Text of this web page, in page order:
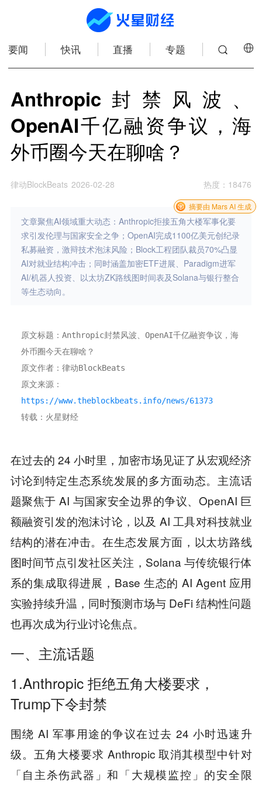
要闻 快讯 直播 专题
Anthropic封禁风波、
OpenAI千亿融资争议，海
外币圈今天在聊啥？
律动BlockBeats 2026-02-28 热度 ： 18476
文章聚焦AI领域重大动态：Anthropic拒接五角大楼军事化要
求引发伦理与国家安全之争；OpenAI完成1100亿美元创纪录
私募融资，激辩技术泡沫风险；Block工程团队裁员70%凸显
AI对就业结构冲击；同时涵盖加密ETF进展、Paradigm进军
AI/机器人投资、以太坊ZK路线图时间表及Solana与银行整合
等生态动向。
摘要由 Mars AI 生成
原文标题：Anthropic封禁风波、OpenAI千亿融资争议，海
外币圈今天在聊啥？
原文作者：律动BlockBeats
原文来源：
https://www.theblockbeats.info/news/61373
转载：火星财经
在过去的 24 小时里，加密市场见证了从宏观经济
讨论到特定生态系统发展的多方面动态。主流话
题聚焦于 AI 与国家安全边界的争议、OpenAI 巨
额融资引发的泡沫讨论，以及 AI 工具对科技就业
结构的潜在冲击。在生态发展方面，以太坊路线
图时间节点引发社区关注，Solana 与传统银行体
系的集成取得进展，Base 生态的 AI Agent 应用
实验持续升温，同时预测市场与 DeFi 结构性问题
也再次成为行业讨论焦点。
一、主流话题
1.Anthropic 拒绝五角大楼要求，
Trump下令封禁
围绕 AI 军事用途的争议在过去 24 小时迅速升
级。五角大楼要求 Anthropic 取消其模型中针对
「自主杀伤武器」和「大规模监控」的安全限